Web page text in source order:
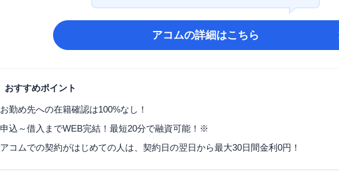
アコムの詳細はこちら
おすすめポイント
お勤め先への在籍確認は100%なし！
申込～借入までWEB完結！最短20分で融資可能！※
アコムでの契約がはじめての人は、契約日の翌日から最大30日間金利0円！